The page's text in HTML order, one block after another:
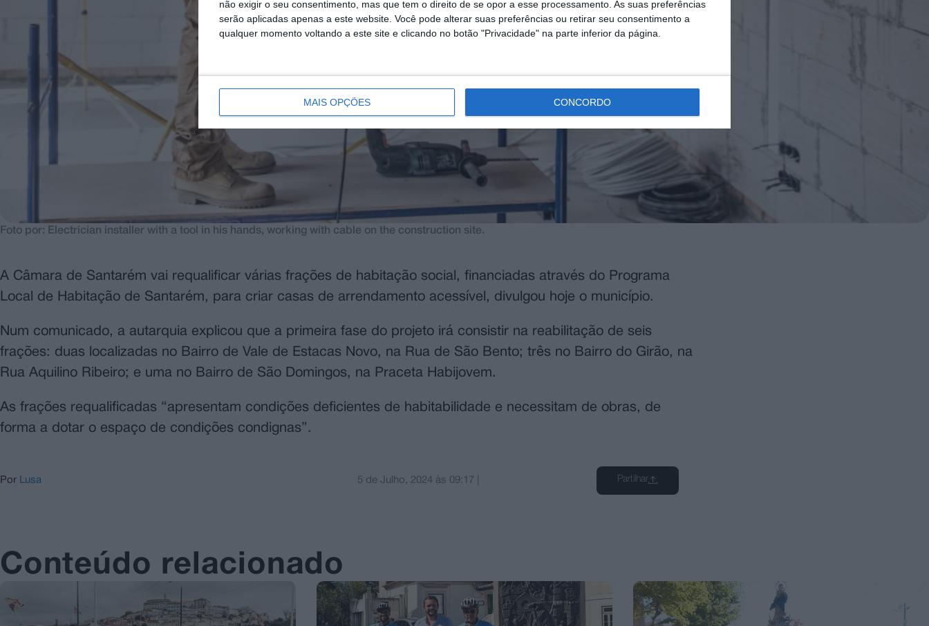
não exigir o seu consentimento, mas que tem o direito de se opor a esse processamento. As suas preferências
serão aplicadas apenas a este website. Você pode alterar suas preferências ou retirar seu consentimento a
qualquer momento voltando a este site e clicando no botão "Privacidade" na parte inferior da página.
MAIS OPÇÕES CONCORDO
Foto por: Electrician installer with a tool in his hands, working with cable on the construction site.
A Câmara de Santarém vai requalificar várias frações de habitação social, financiadas através do Programa
Local de Habitação de Santarém, para criar casas de arrendamento acessível, divulgou hoje o município.
Num comunicado, a autarquia explicou que a primeira fase do projeto irá consistir na reabilitação de seis
frações: duas localizadas no Bairro de Vale de Estacas Novo, na Rua de São Bento; três no Bairro do Girão, na
Rua Aquilino Ribeiro; e uma no Bairro de São Domingos, na Praceta Habijovem.
As frações requalificadas “apresentam condições deficientes de habitabilidade e necessitam de obras, de
forma a dotar o espaço de condições condignas”.
Por Lusa 5 de Julho, 2024 às 09:17 Partilhar
Conteúdo relacionado